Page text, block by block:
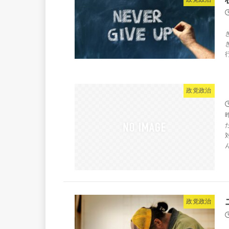
政党政治
政党政治